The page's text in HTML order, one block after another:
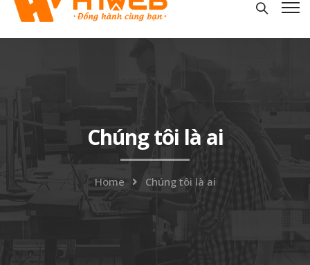
Chúng tôi là ai
Home Chúng tôi là ai